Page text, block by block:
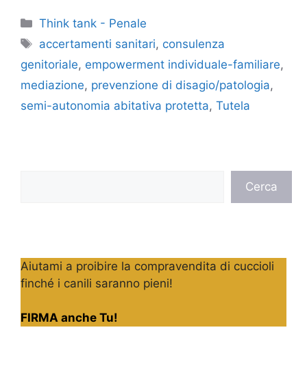
Categorie
Think tank - Penale
Tag
accertamenti sanitari, consulenza
genitoriale, empowerment individuale-familiare,
mediazione, prevenzione di disagio/patologia,
semi-autonomia abitativa protetta, Tutela
Cerca
Aiutami a proibire la compravendita di cuccioli
finché i canili saranno pieni!
FIRMA anche Tu!